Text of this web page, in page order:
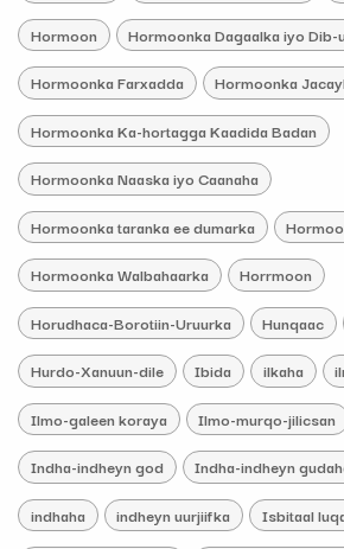
Hormoon Hormoonka Dagaalka iyo Dib-
Hormoonka Farxadda Hormoonka
Hormoonka Ka-hortagga Kaadida Badan
Hormoonka Naaska iyo Caanaha
Hormoonka taranka ee dumarka
Hormoonka Walbahaarka Horrmoon
Horudhaca-Borotiin-Uruurka Hunqaac
Hurdo-Xanuun-dile Ibida ilkaha
Ilmo-galeen koraya Ilmo-murqo-jilicsan
Indha-indheyn god Indha-indheyn
indhaha indheyn uurjiifka Isbitaal